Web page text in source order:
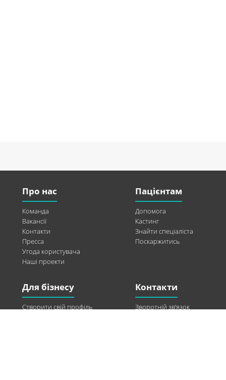
Про нас
Команда
Вакансії
Контакти
Пресса
Угода користувача
Наші проекти
Пацієнтам
Допомога
Кастинг
Знайти спеціаліста
Поскаржитись
Для бізнесу
Створити свій профіль
Контакти
Зворотній зв’язок